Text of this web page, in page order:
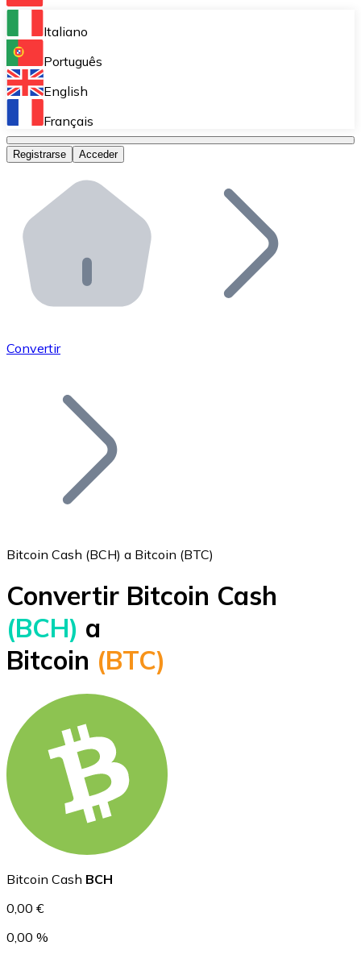
Bitnovo Ramp
Integra nuestra solución en tu plataforma.
Bitnovo Giftcards
Bitnovo OTC
Bitnovo ATM
Integra un ATM Bitnovo en tu negocio y permite que
Bitnovo API
Integra nuestra API en tu ecosistema.
Únete a nuestra red de distribuidores.
Añade tu proyecto a nuestro ecosistema.
Bitcoin
BTC
Ethereum
ETH
Italiano
Português
English
Français
Registrarse Acceder
Convertir
Bitcoin Cash (BCH) a Bitcoin (BTC)
Convertir Bitcoin Cash
(BCH) a
Bitcoin (BTC)
Bitcoin Cash BCH
0,00 €
0,00 %